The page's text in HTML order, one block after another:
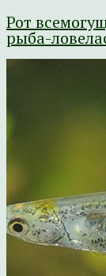
Рот
рыба-